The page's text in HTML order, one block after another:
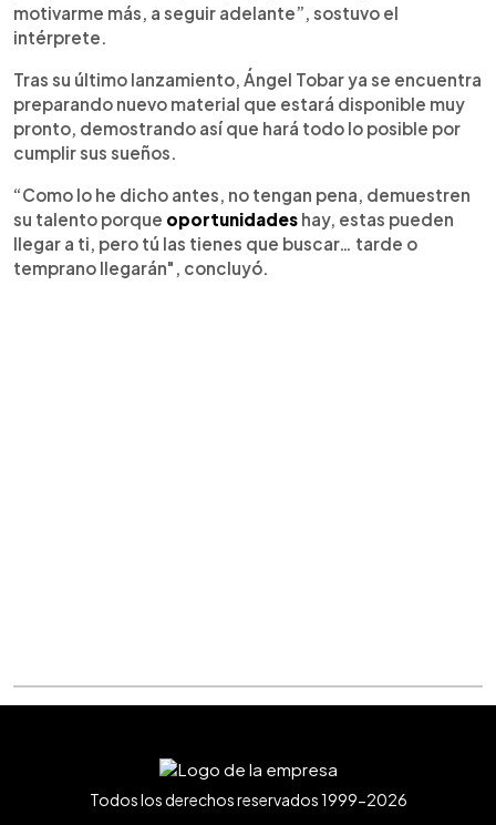
motivarme más, a seguir adelante”, sostuvo el
intérprete.
Tras su último lanzamiento, Ángel Tobar ya se encuentra
preparando nuevo material que estará disponible muy
pronto, demostrando así que hará todo lo posible por
cumplir sus sueños.
“Como lo he dicho antes, no tengan pena, demuestren
su talento porque oportunidades hay, estas pueden
llegar a ti, pero tú las tienes que buscar… tarde o
temprano llegarán", concluyó.
Todos los derechos reservados 1999-2026